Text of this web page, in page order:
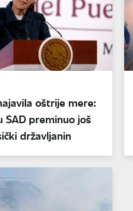
oštrije mere:
SAD preminuo još
državljanin